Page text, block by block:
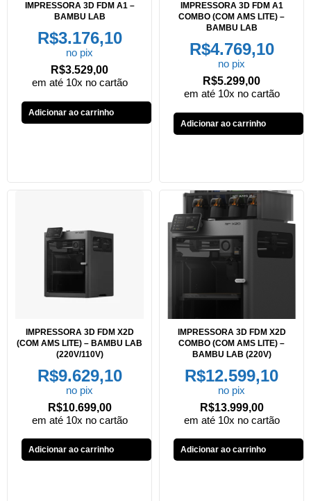
IMPRESSORA 3D FDM A1 –
BAMBU LAB
R$3.176,10
no pix
R$3.529,00
em até 10x no cartão
Adicionar ao carrinho
IMPRESSORA 3D FDM A1
COMBO (COM AMS LITE) –
BAMBU LAB
R$4.769,10
no pix
R$5.299,00
em até 10x no cartão
Adicionar ao carrinho
IMPRESSORA 3D FDM X2D
(COM AMS LITE) – BAMBU LAB
(220V/110V)
R$9.629,10
no pix
R$10.699,00
em até 10x no cartão
Adicionar ao carrinho
IMPRESSORA 3D FDM X2D
COMBO (COM AMS LITE) –
BAMBU LAB (220V)
R$12.599,10
no pix
R$13.999,00
em até 10x no cartão
Adicionar ao carrinho